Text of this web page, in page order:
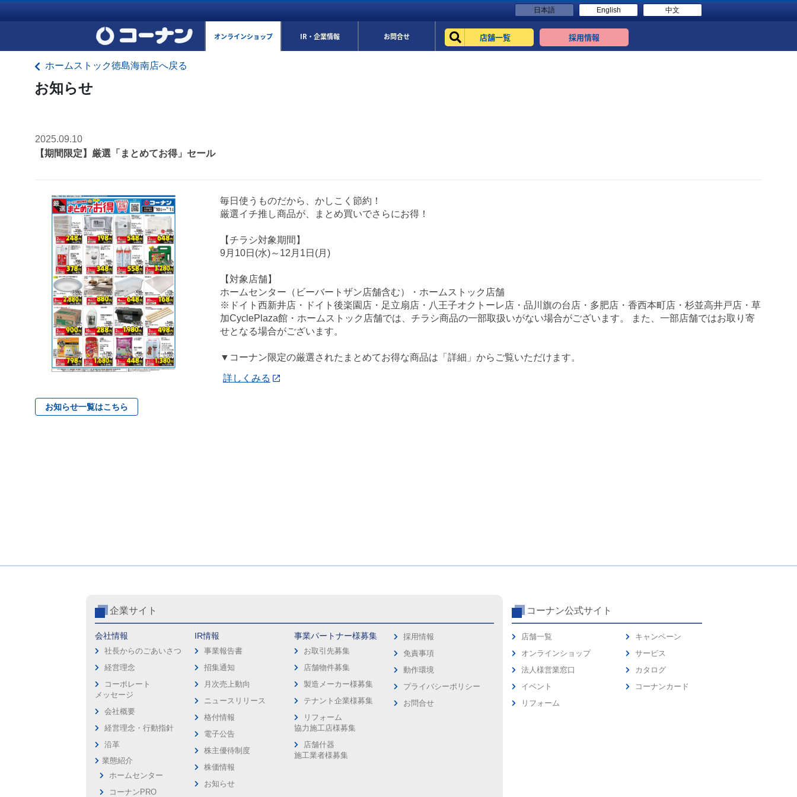
日本語 English 中文
オンラインショップ IR・企業情報 お問合せ 店舗一覧 採用情報
ホームストック徳島海南店へ戻る
お知らせ
2025.09.10
【期間限定】厳選「まとめてお得」セール
毎日使うものだから、かしこく節約！
厳選イチ推し商品が、まとめ買いでさらにお得！
【チラシ対象期間】
9月10日(水)～12月1日(月)
【対象店舗】
ホームセンター（ビーバートザン店舗含む）・ホームストック店舗
※ドイト西新井店・ドイト後楽園店・足立扇店・八王子オクトーレ店・品川旗の台店・多肥店・香西本町店・杉並高井戸店・草
加CyclePlaza館・ホームストック店舗では、チラシ商品の一部取扱いがない場合がございます。 また、一部店舗ではお取り寄
せとなる場合がございます。
▼コーナン限定の厳選されたまとめてお得な商品は「詳細」からご覧いただけます。
詳しくみる
お知らせ一覧はこちら
企業サイト
会社情報
社長からのごあいさつ
経営理念
コーポレート
メッセージ
会社概要
経営理念・行動指針
沿革
業態紹介
ホームセンター
コーナンPRO
IR情報
事業報告書
招集通知
月次売上動向
ニュースリリース
格付情報
電子公告
株主優待制度
株価情報
お知らせ
事業パートナー様募集
お取引先募集
店舗物件募集
製造メーカー様募集
テナント企業様募集
リフォーム
協力施工店様募集
店舗什器
施工業者様募集
採用情報
免責事項
動作環境
プライバシーポリシー
お問合せ
コーナン公式サイト
店舗一覧
オンラインショップ
法人様営業窓口
イベント
リフォーム
キャンペーン
サービス
カタログ
コーナンカード